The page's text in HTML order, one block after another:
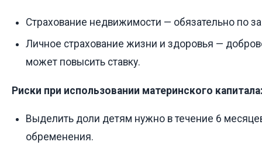
Страхование недвижимости — обязательно по
Личное страхование жизни и здоровья —
может повысить ставку.
Риски при использовании материнского
Выделить доли детям нужно в течение 6
обременения.